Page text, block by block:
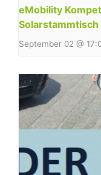
eMobility
Solarstammtisch
September 02 @